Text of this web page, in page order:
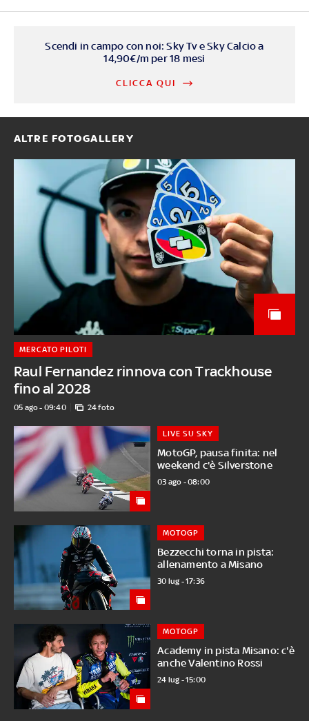
Scendi in campo con noi: Sky Tv e Sky Calcio a
14,90€/m per 18 mesi
CLICCA QUI
ALTRE FOTOGALLERY
Raul Fernandez rinnova con Trackhouse
fino al 2028
MERCATO PILOTI
05 ago - 09:40 24 foto
MotoGP, pausa finita: nel
weekend c'è Silverstone
LIVE SU SKY
03 ago - 08:00
Bezzecchi torna in pista:
allenamento a Misano
MOTOGP
30 lug - 17:36
Academy in pista Misano: c'è
anche Valentino Rossi
MOTOGP
24 lug - 15:00